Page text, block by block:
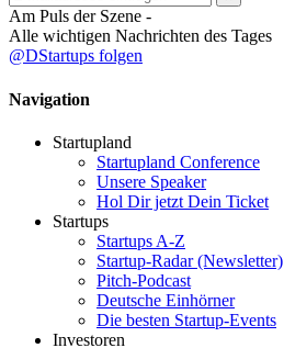
Am Puls der Szene -
Alle wichtigen Nachrichten des Tages
@DStartups folgen
Navigation
Startupland
Startupland Conference
Unsere Speaker
Hol Dir jetzt Dein Ticket
Startups
Startups A-Z
Startup-Radar (Newsletter)
Pitch-Podcast
Deutsche Einhörner
Die besten Startup-Events
Investoren